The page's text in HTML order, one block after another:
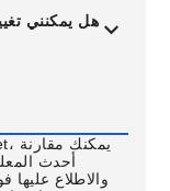
هل يمكنني
أحدث
والاطلاع